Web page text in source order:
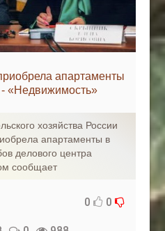
апартаменты
«Недвижимость»
хозяйства России
апартаменты в
делового центра
сообщает
0 0